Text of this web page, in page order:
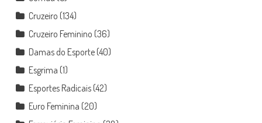
Cruzeiro (134)
Cruzeiro Feminino (36)
Damas do Esporte(40)
Esgrima (1)
Esportes Radicais(42)
Euro Feminina (20)